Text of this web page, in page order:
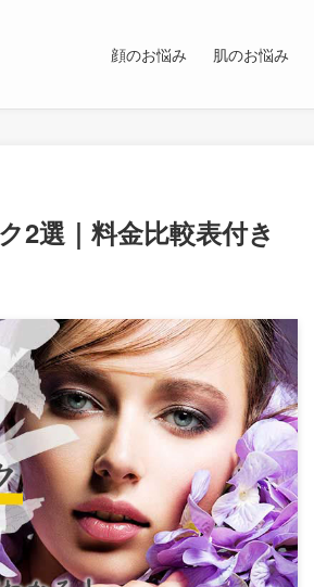
顔のお悩み 肌のお悩み
2選｜料金比較表付き